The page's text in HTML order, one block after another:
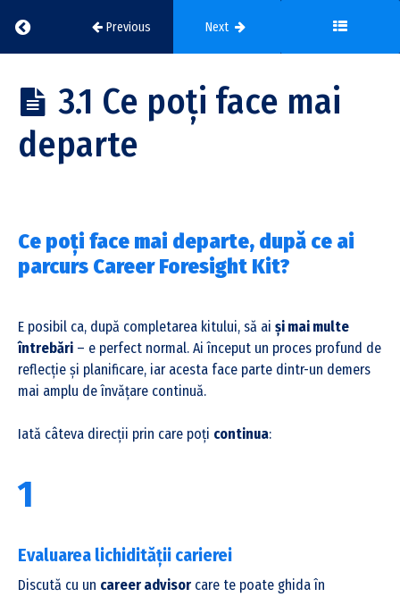
Return to course: Career Foresight Kit
Previous Next
Foresight
Kit
3.1 Ce poți face mai
departe
Ce poți face mai departe, după ce ai
parcurs Career Foresight Kit?
E posibil ca, după completarea kitului, să ai și mai multe
întrebări – e perfect normal. Ai început un proces profund de
reflecție și planificare, iar acesta face parte dintr-un demers
mai amplu de învățare continuă.
Iată câteva direcții prin care poți continua:
1
Evaluarea lichidității carierei
Discută cu un career advisor care te poate ghida în